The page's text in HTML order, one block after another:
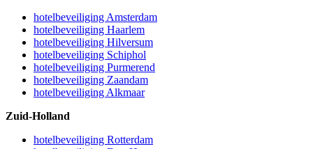
hotelbeveiliging Amsterdam
hotelbeveiliging Haarlem
hotelbeveiliging Hilversum
hotelbeveiliging Schiphol
hotelbeveiliging Purmerend
hotelbeveiliging Zaandam
hotelbeveiliging Alkmaar
Zuid-Holland
hotelbeveiliging Rotterdam